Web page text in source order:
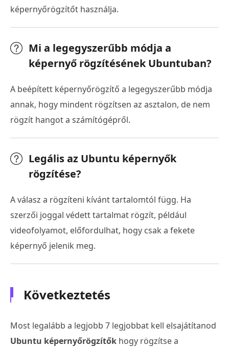
képernyőrögzítőt használja.
Mi a legegyszerűbb módja a
képernyő rögzítésének Ubuntuban?
A beépített képernyőrögzítő a legegyszerűbb módja
annak, hogy mindent rögzítsen az asztalon, de nem
rögzít hangot a számítógépről.
Legális az Ubuntu képernyők
rögzítése?
A válasz a rögzíteni kívánt tartalomtól függ. Ha
szerzői joggal védett tartalmat rögzít, például
videofolyamot, előfordulhat, hogy csak a fekete
képernyő jelenik meg.
Következtetés
Most legalább a legjobb 7 legjobbat kell elsajátítanod
Ubuntu képernyőrögzítők hogy rögzítse a